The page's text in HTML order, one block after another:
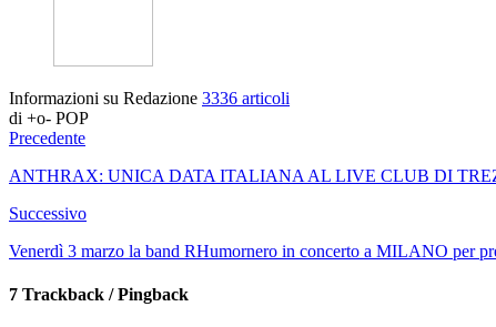
Informazioni su Redazione 3336 articoli
di +o- POP
Precedente
ANTHRAX: UNICA DATA ITALIANA AL LIVE CLUB DI
Successivo
Venerdì 3 marzo la band RHumornero in concerto a MILANO per
7 Trackback / Pingback